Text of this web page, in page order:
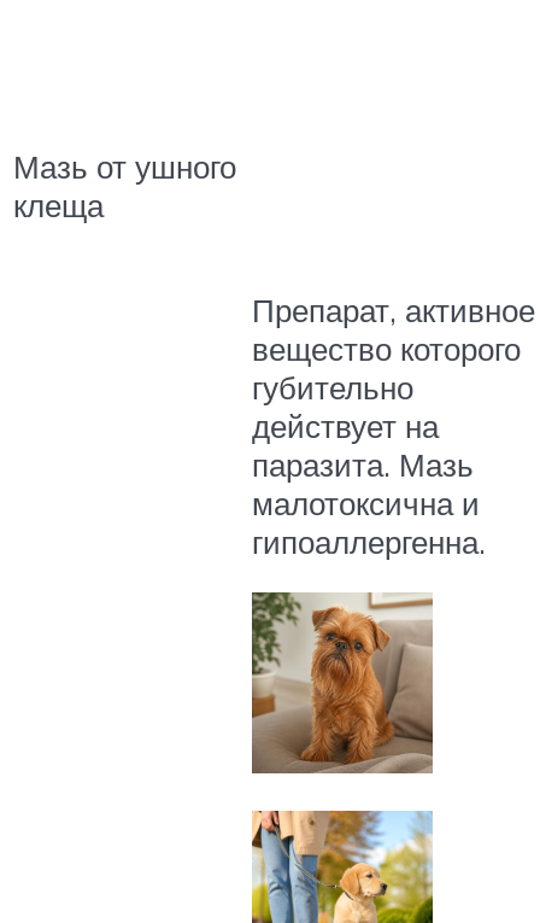
Мазь от ушного
клеща
Препарат, активное
вещество которого
губительно
действует на
паразита. Мазь
малотоксична и
гипоаллергенна.